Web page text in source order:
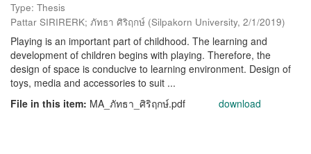
Type: Thesis
Pattar SIRIRERK; ภัทธา ศิริฤกษ์ (Silpakorn University, 2/1/2019)
Playing is an important part of childhood. The learning and
development of children begins with playing. Therefore, the
design of space is conducive to learning environment. Design of
toys, media and accessories to suit ...
File in this item: MA_ภัทธา_ศิริฤกษ์.pdf download